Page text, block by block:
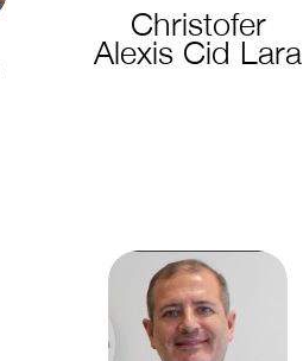
Christofer
Alexis Cid Lara